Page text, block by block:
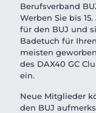
Berufsverband
Werben Sie bis
für den BUJ und
Badetuch für
meisten
des DAX40 GC
ein.
Neue Mitglieder
den BUJ